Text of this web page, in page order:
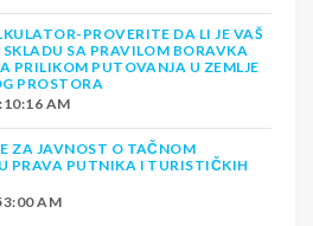
PROVERITE DA LI JE VAŠ
SKLADU SA PRAVILOM BORAVKA
PRILIKOM PUTOVANJA U ZEMLJE
PROSTORA
AM
ZA JAVNOST O TAČNOM
PRAVA PUTNIKA I TURISTIČKIH
AM